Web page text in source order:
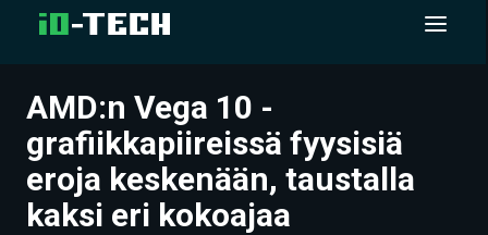
UUTISET
ARTIKKELIT
VIDEOT
AMD:n Vega 10 -
grafiikkapiireissä fyysisiä
eroja keskenään, taustalla
kaksi eri kokoajaa